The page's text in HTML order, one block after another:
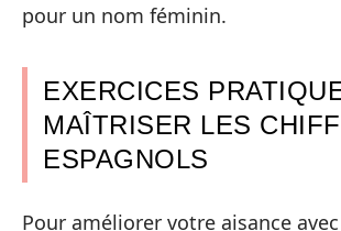
pour un nom féminin.
EXERCICES
MAÎTRISER LES
ESPAGNOLS
Pour améliorer votre aisance